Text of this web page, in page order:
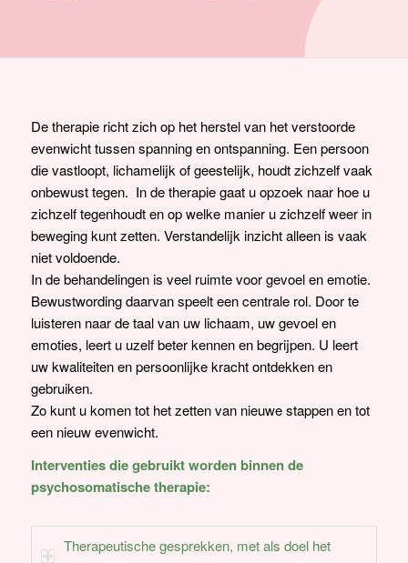
De therapie richt zich op het herstel van het verstoorde
evenwicht tussen spanning en ontspanning. Een persoon
die vastloopt, lichamelijk of geestelijk, houdt zichzelf vaak
onbewust tegen. In de therapie gaat u opzoek naar hoe u
zichzelf tegenhoudt en op welke manier u zichzelf weer in
beweging kunt zetten. Verstandelijk inzicht alleen is vaak
niet voldoende.
In de behandelingen is veel ruimte voor gevoel en emotie.
Bewustwording daarvan speelt een centrale rol. Door te
luisteren naar de taal van uw lichaam, uw gevoel en
emoties, leert u uzelf beter kennen en begrijpen. U leert
uw kwaliteiten en persoonlijke kracht ontdekken en
gebruiken.
Zo kunt u komen tot het zetten van nieuwe stappen en tot
een nieuw evenwicht.
Interventies die gebruikt worden binnen de
psychosomatische therapie:
Therapeutische gesprekken, met als doel het